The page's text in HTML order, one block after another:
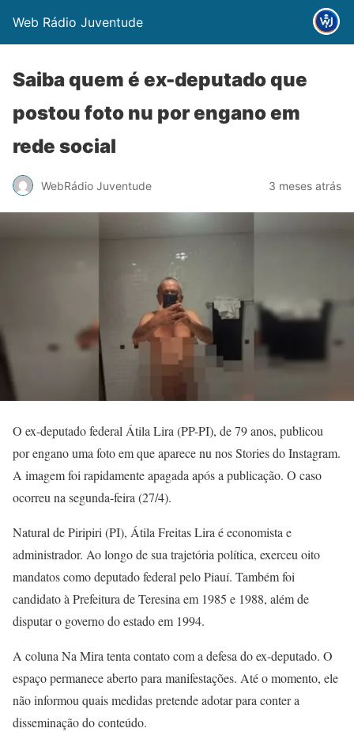
Web Rádio Juventude
Saiba quem é ex-deputado que
postou foto nu por engano em
rede social
WebRádio Juventude 3 meses atrás
O ex-deputado federal Átila Lira (PP-PI), de 79 anos, publicou
por engano uma foto em que aparece nu nos Stories do Instagram.
A imagem foi rapidamente apagada após a publicação. O caso
ocorreu na segunda-feira (27/4).
Natural de Piripiri (PI), Átila Freitas Lira é economista e
administrador. Ao longo de sua trajetória política, exerceu oito
mandatos como deputado federal pelo Piauí. Também foi
candidato à Prefeitura de Teresina em 1985 e 1988, além de
disputar o governo do estado em 1994.
A coluna Na Mira tenta contato com a defesa do ex-deputado. O
espaço permanece aberto para manifestações. Até o momento, ele
não informou quais medidas pretende adotar para conter a
disseminação do conteúdo.